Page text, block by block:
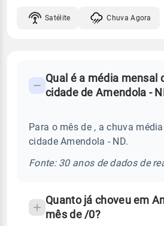
Satélite Chuva Agora
Perguntas
sobre
chuva
Qual é a média mensal
cidade de Amendola -
Para o mês de , a chuva
cidade Amendola - ND.
Fonte: 30 anos de dados de
Quanto já choveu em
mês de /0?